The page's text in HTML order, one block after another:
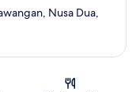
Nusa Dua,